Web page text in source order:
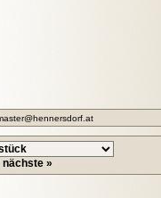
nächste »